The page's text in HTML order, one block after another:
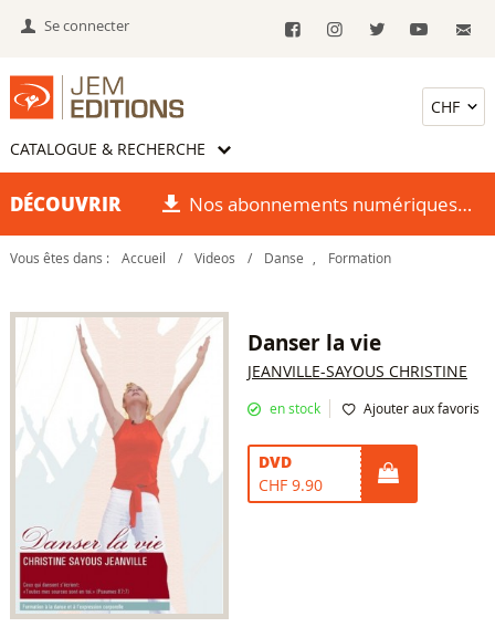
Se connecter
CATALOGUE & RECHERCHE
DÉCOUVRIR Nos abonnements numériques
Vous êtes dans : Accueil / Videos / Danse Formation
Danser la vie
JEANVILLE-SAYOUS CHRISTINE
en stock Ajouter aux favoris
DVD
CHF 9.90